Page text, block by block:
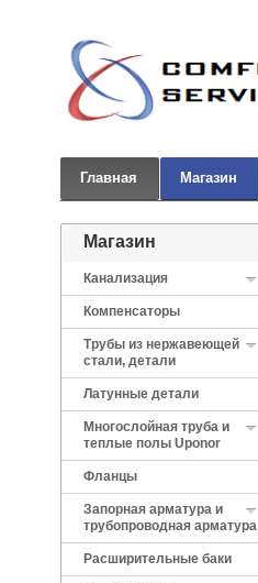
Главная Магазин
Магазин
Канализация
Компенсаторы
Трубы из нержавеющей
стали, детали
Латунные детали
Многослойная труба и
теплые полы Uponor
Фланцы
Запорная арматура и
трубопроводная арматура
Расширительные баки